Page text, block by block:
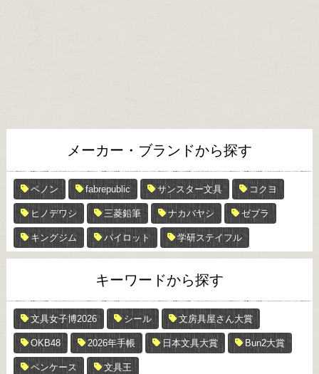
メーカー・ブランドから探す
ペノン fabrepublic サンスター文具 コクヨ
ヒノデワシ 三菱鉛筆 ナカバヤシ ゼブラ
キングジム パイロット 学研ステイフル
キーワードから探す
文具女子博2026 シール 文房具屋さん大賞
OKB48 2026年手帳 日本文具大賞 Bun2大賞
ペンケース 文具王